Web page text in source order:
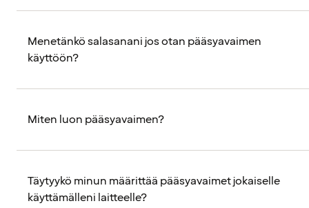
Menetänkö salasanani jos otan pääsyavaimen
käyttöön?
Miten luon pääsyavaimen?
Täytyykö minun määrittää pääsyavaimet jokaiselle
käyttämälleni laitteelle?